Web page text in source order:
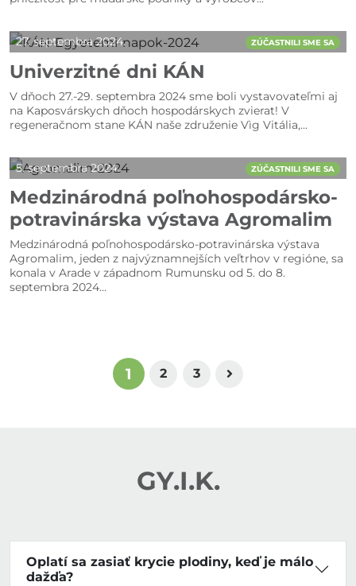
27. septembra 2024. ZÚČASTNILI SME SA
Univerzitné dni KÁN
V dňoch 27.-29. septembra 2024 sme boli vystavovateľmi aj
na Kaposvárskych dňoch hospodárskych zvierat! V
regeneračnom stane KÁN naše združenie Vìg Vitália,...
5. septembra 2024. ZÚČASTNILI SME SA
Medzinárodná poľnohospodársko-
potravinárska výstava Agromalim
Medzinárodná poľnohospodársko-potravinárska výstava
Agromalim, jeden z najvýznamnejších veľtrhov v regióne, sa
konala v Arade v západnom Rumunsku od 5. do 8.
septembra 2024...
1 2 3
GY.I.K.
Oplatí sa zasiať krycie plodiny, keď je málo
dažďa?